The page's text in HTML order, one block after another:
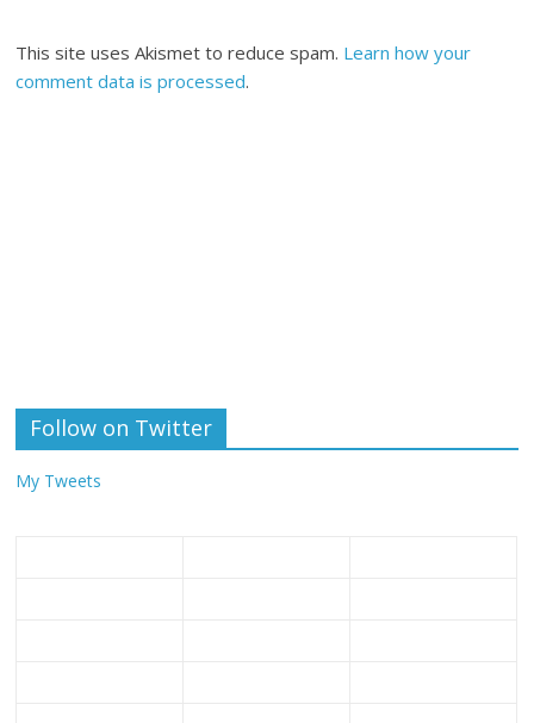
This site uses Akismet to reduce spam. Learn how your
comment data is processed.
Follow on Twitter
My Tweets